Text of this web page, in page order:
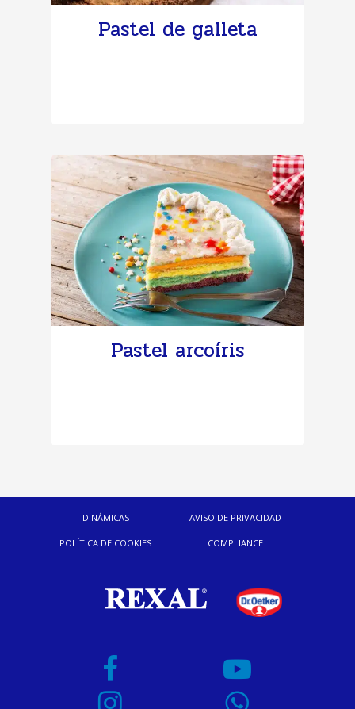
Pastel de galleta
Pastel arcoíris
DINÁMICAS AVISO DE PRIVACIDAD
POLÍTICA DE COOKIES COMPLIANCE